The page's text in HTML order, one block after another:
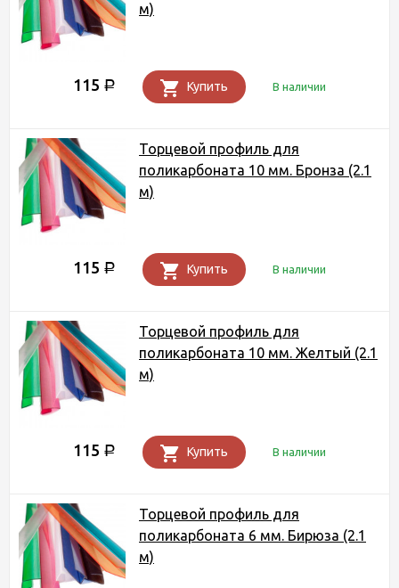
м)
115 Р Купить В наличии
Торцевой профиль для
поликарбоната 10 мм. Бронза (2.1
м)
115 Р Купить В наличии
Торцевой профиль для
поликарбоната 10 мм. Желтый (2.1
м)
115 Р Купить В наличии
Торцевой профиль для
поликарбоната 6 мм. Бирюза (2.1
м)